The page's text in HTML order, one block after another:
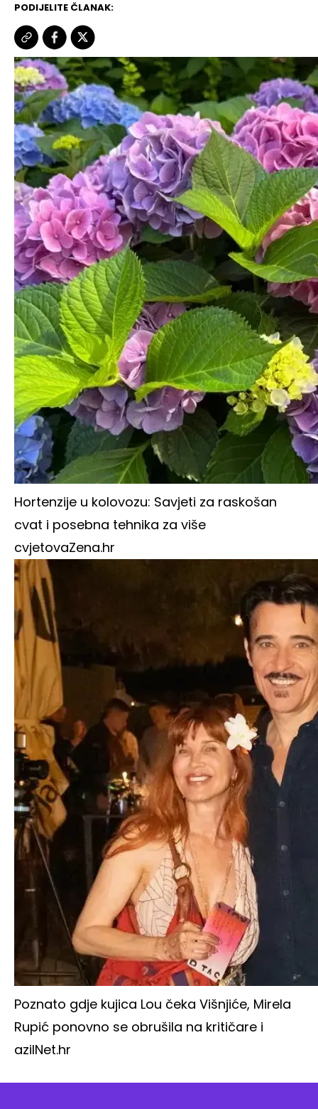
PODIJELITE ČLANAK:
Hortenzije u kolovozu: Savjeti za raskošan
cvat i posebna tehnika za više
cvjetovaZena.hr
Poznato gdje kujica Lou čeka Višnjiće, Mirela
Rupić ponovno se obrušila na kritičare i
azilNet.hr